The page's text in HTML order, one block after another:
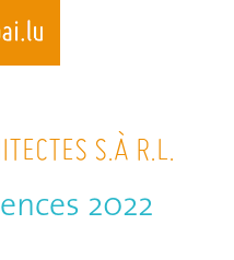
S.À R.L.
2022